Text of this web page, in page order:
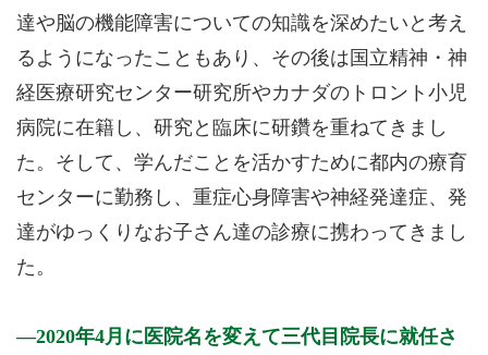
達や脳の機能障害についての知識を深めたいと考え
るようになったこともあり、その後は国立精神・神
経医療研究センター研究所やカナダのトロント小児
病院に在籍し、研究と臨床に研鑽を重ねてきまし
た。そして、学んだことを活かすために都内の療育
センターに勤務し、重症心身障害や神経発達症、発
達がゆっくりなお子さん達の診療に携わってきまし
た。
2020年4月に医院名を変えて三代目院長に就任さ